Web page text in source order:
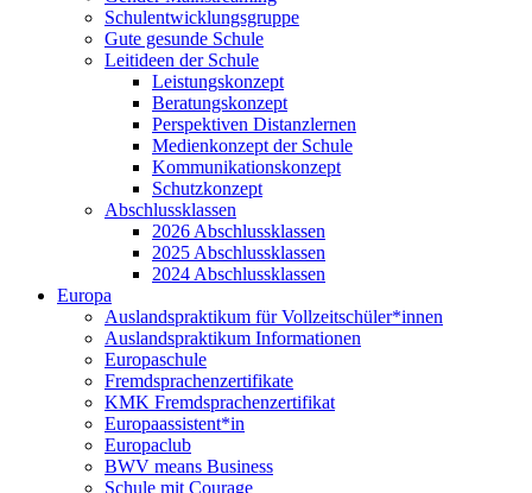
Schulentwicklungsgruppe
Gute gesunde Schule
Leitideen der Schule
Leistungskonzept
Beratungskonzept
Perspektiven Distanzlernen
Medienkonzept der Schule
Kommunikationskonzept
Schutzkonzept
Abschlussklassen
2026 Abschlussklassen
2025 Abschlussklassen
2024 Abschlussklassen
Europa
Auslandspraktikum für Vollzeitschüler*innen
Auslandspraktikum Informationen
Europaschule
Fremdsprachenzertifikate
KMK Fremdsprachenzertifikat
Europaassistent*in
Europaclub
BWV means Business
Schule mit Courage